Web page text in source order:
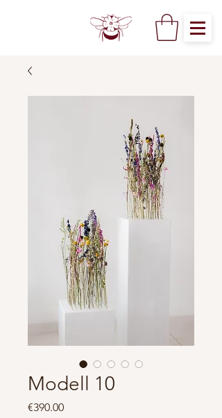
Modell 10
€390.00Price